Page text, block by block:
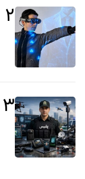
۲
۳